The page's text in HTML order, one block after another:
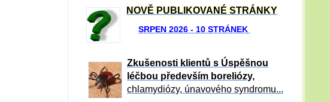
NOVĚ PUBLIKOVANÉ STRÁNKY
SRPEN 2026 - 10 STRÁNEK
Zkušenosti klientů s Úspěšnou
léčbou především boreliózy,
chlamydiózy, únavového syndromu...